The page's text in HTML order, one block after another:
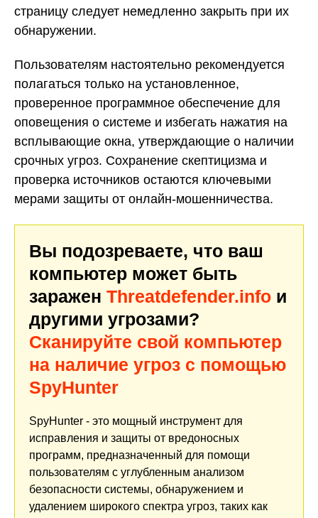
страницу следует немедленно закрыть при их
обнаружении.
Пользователям настоятельно рекомендуется
полагаться только на установленное,
проверенное программное обеспечение для
оповещения о системе и избегать нажатия на
всплывающие окна, утверждающие о наличии
срочных угроз. Сохранение скептицизма и
проверка источников остаются ключевыми
мерами защиты от онлайн-мошенничества.
Вы подозреваете, что ваш
компьютер может быть
заражен Threatdefender.info и
другими угрозами?
Сканируйте свой компьютер
на наличие угроз с помощью
SpyHunter
SpyHunter - это мощный инструмент для
исправления и защиты от вредоносных
программ, предназначенный для помощи
пользователям с углубленным анализом
безопасности системы, обнаружением и
удалением широкого спектра угроз, таких как